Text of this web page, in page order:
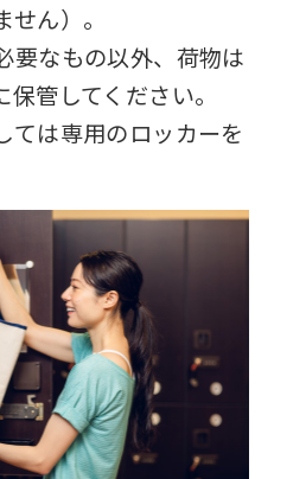
ん）。
要なもの以外、荷物は
管してください。
ては専用のロッカーを